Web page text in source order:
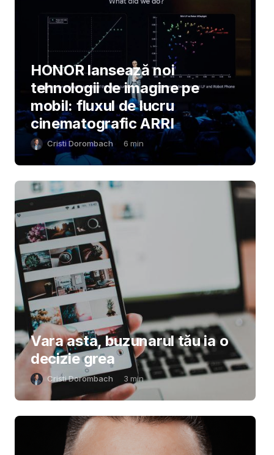
HONOR lansează noi
tehnologii de imagine pe
mobil: fluxul de lucru
cinematografic ARRI
Cristi Dorombach 6 min
Vara asta, buzunarul tău ia o
decizie grea
Cristi Dorombach 3 min